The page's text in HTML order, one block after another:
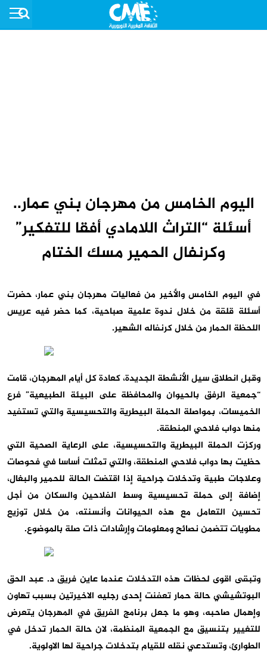
اليوم الخامس من مهرجان بني عمار..
أسئلة “التراث اللامادي أفقا للتفكير”
وكرنفال الحمير مسك الختام
في اليوم الخامس والأخير من فعاليات مهرجان بني عمار، حضرت
أسئلة قلقة من خلال ندوة علمية صباحية، كما حضر فيه عريس
اللحظة الحمار من خلال كرنفاله الشهير.
وقبل انطلاق سيل الأنشطة الجديدة، كعادة كل أيام المهرجان، قامت
“جمعية الرفق بالحيوان والمحافظة على البيئة الطبيعية” فرع
الخميسات، بمواصلة الحملة البيطرية والتحسيسية والتي تستفيد
منها دواب فلاحي المنطقة.
وركزت الحملة البيطرية والتحسيسية، على الرعاية الصحية التي
حظيت بها دواب فلاحي المنطقة، والتي تمثلت أساسا في فحوصات
وعلاجات طبية وتدخلات جراحية إذا اقتضت الحالة للحمير والبغال،
إضافة إلى حملة تحسيسية وسط الفلاحين والسكان من أجل
تحسين التعامل مع هذه الحيوانات وأنسنته، من خلال توزيع
مطويات تتضمن نصائح ومعلومات وإرشادات ذات صلة بالموضوع.
وتبقى اقوى لحظات هذه التدخلات عندما عاين فريق د. عبد الحق
البوتشيشي حالة حمار تعفنت إحدى رجليه الاخيرتين بسبب تهاون
وإهمال صاحبه، وهو ما جعل برنامج الفريق في المهرجان يتعرض
للتغيير بتنسيق مع الجمعية المنظمة، لان حالة الحمار تدخل في
الطوارئ، وتستدعي نقله للقيام بتدخلات جراحية لها الاولوية.